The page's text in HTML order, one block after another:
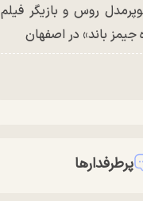
سوپرمدل روس و بازیگر فیلم
جیمز باند» در اصفهان
پرطرفدارها